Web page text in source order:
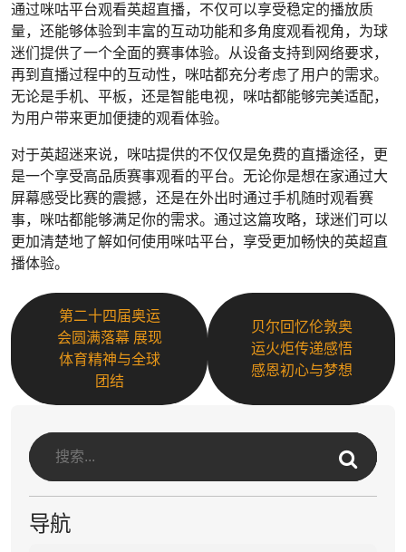
通过咪咕平台观看英超直播，不仅可以享受稳定的播放质
量，还能够体验到丰富的互动功能和多角度观看视角，为球
迷们提供了一个全面的赛事体验。从设备支持到网络要求，
再到直播过程中的互动性，咪咕都充分考虑了用户的需求。
无论是手机、平板，还是智能电视，咪咕都能够完美适配，
为用户带来更加便捷的观看体验。
对于英超迷来说，咪咕提供的不仅仅是免费的直播途径，更
是一个享受高品质赛事观看的平台。无论你是想在家通过大
屏幕感受比赛的震撼，还是在外出时通过手机随时观看赛
事，咪咕都能够满足你的需求。通过这篇攻略，球迷们可以
更加清楚地了解如何使用咪咕平台，享受更加畅快的英超直
播体验。
第二十四届奥运
会圆满落幕 展现
体育精神与全球
团结
贝尔回忆伦敦奥
运火炬传递感悟
感恩初心与梦想
导航